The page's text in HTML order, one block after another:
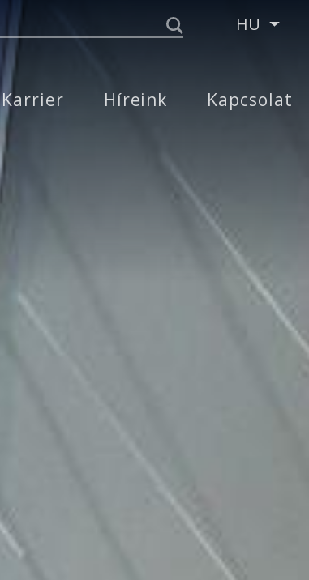
HU
Karrier Híreink Kapcsolat